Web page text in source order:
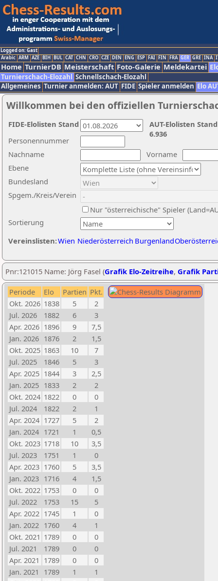
Logged on: Gast
Arabic ARM AZE BIH BUL CAT CHN CRO CZE DEN ENG ESP FAI FIN FRA GER GRE INA
Home TurnierDB Meisterschaft Foto-Galerie Meldekartei
Turnierschach-Elozahl Schnellschach-Elozahl
Allgemeines Turnier anmelden: AUT FIDE Spieler anmelden Elo
Willkommen bei den offiziellen
Nachname
Vorname
Ebene
Sortierung
Personennummer
Bundesland
Spgem./Kreis/Verein
Nur "österreichische" Spieler
Vereinslisten:Wien Niederösterreich Burgenland
AUT-Elolisten
6.936
FIDE-Elolisten Stand
Pnr:121015 Name: Jörg Fasel (Grafik Elo-Zeitreihe, Grafik
Periode Elo Partien Pkt.
Okt. 2026 1838 5
2
Jul. 2026
1882 6
3
Apr. 2026 1896 9
7,5
Jan. 2026 1876 2
1,5
Okt. 2025 1863 10
7
Jul. 2025
1846 5
3
Apr. 2025 1844 3
2,5
Jan. 2025 1833 2
2
Okt. 2024 1822 0
0
Jul. 2024
1822 2
1
Apr. 2024 1727 5
2
Jan. 2024 1721 1
0,5
Okt. 2023 1718 10
3,5
Jul. 2023
1751 1
0
Apr. 2023 1760 5
3,5
Jan. 2023 1716 4
1,5
Okt. 2022 1753 0
0
Jul. 2022
1753 15
5
Apr. 2022 1745 1
0
Jan. 2022 1760 4
1
Okt. 2021 1789 0
0
Jul. 2021
1789 0
0
Apr. 2021 1789 0
0
Jan. 2021
1789 1
1